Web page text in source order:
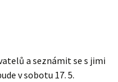
a seznámit se s jimi
v sobotu 17. 5.